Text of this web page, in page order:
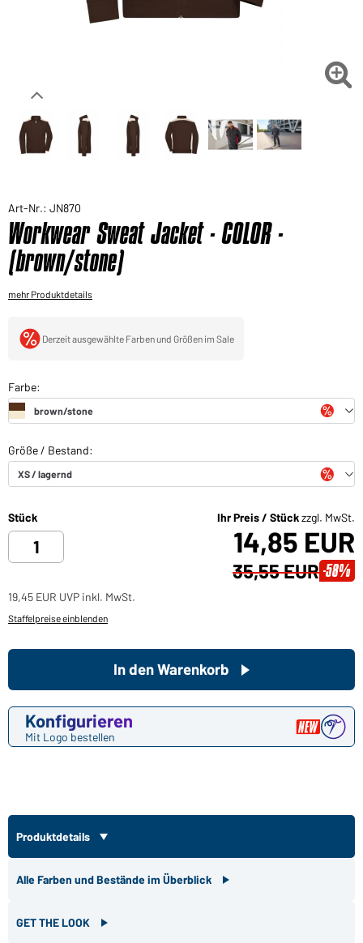
Sie möchten gerne für Ihren privaten Bedarf

Art-Nr.: JN870
Workwear Sweat Jacket - COLOR -
(brown/stone)
mehr Produktdetails
Derzeit ausgewählte Farben und Größen im Sale
Stück Ihr Preis / Stückzzgl. MwSt.
14,85 EUR
35,55 EUR -58%
19,45 EUR UVP inkl. MwSt.
Staffelpreise einblenden
Konfigurieren
Mit Logo bestellen
In den Warenkorb
Produktdetails
Alle Farben und Bestände im Überblick
GET THE LOOK